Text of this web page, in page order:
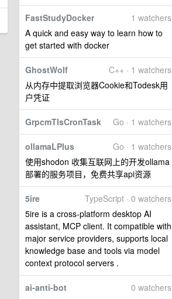
1 watchers
FastStudyDocker
A quick and easy way to learn how to
get started with docker
C++ · 1 watchers
GhostWolf
从内存中提取浏览器Cookie和Todesk用
户凭证
Go · 1 watchers
GrpcmTlsCronTask
Go · 1 watchers
ollamaLPlus
使用shodon 收集互联网上的开发ollama
部署的服务项目，免费共享api资源
TypeScript · 0 watchers
5ire
5ire is a cross-platform desktop AI
assistant, MCP client. It compatible with
major service providers, supports local
knowledge base and tools via model
context protocol servers .
0 watchers
ai-anti-bot